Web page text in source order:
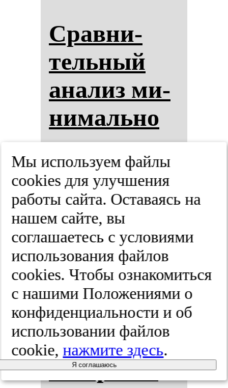
Срав­ни­
тель­ный
ана­лиз ми­
ни­маль­но
ин­ва­зив­но­
го и тра­ди­
ци­он­но­го
ме­то­дов хи­
рур­ги­чес­
ко­го ле­че­
ния па­ци­
ен­тов с
экстра­ме­
Мы используем файлы
cооkies для улучшения
работы сайта. Оставаясь на
нашем сайте, вы
соглашаетесь с условиями
использования файлов
cооkies. Чтобы ознакомиться
с нашими Положениями о
конфиденциальности и об
использовании файлов
cookie,нажмите здесь.
Я соглашаюсь